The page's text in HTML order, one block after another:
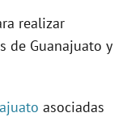
realizar
de Guanajuato y
asociadas